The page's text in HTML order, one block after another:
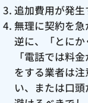
追加費用が発
無理に契約を
逆に、「とにか
「電話では料
をする業者は
い、または口